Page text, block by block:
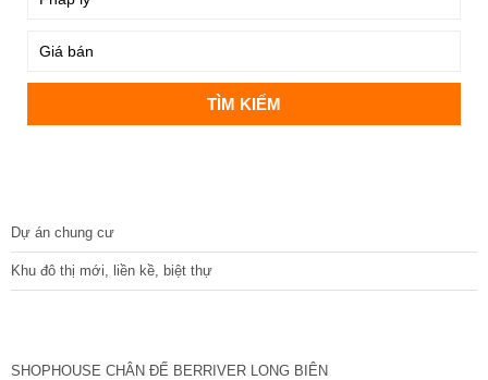
Dự án chung cư
Khu đô thị mới, liền kề, biệt thự
SHOPHOUSE CHÂN ĐẾ BERRIVER LONG BIÊN